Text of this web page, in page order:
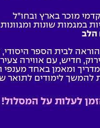
מוכר בארץ ובחו"ל
במגמות שונות
הלב
לבית הספר היסודי,
חדיש, עם אווירה
ומאמן באחד מענפי
להמשך לימודים לתואר
לעלות על המסלול!